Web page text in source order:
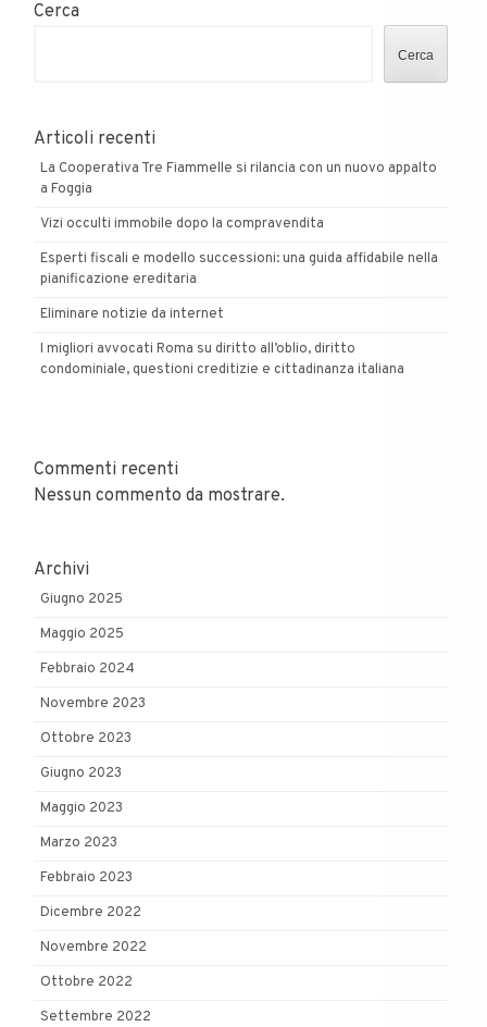
Cerca
Cerca
Articoli recenti
La Cooperativa Tre Fiammelle si rilancia con un nuovo appalto
a Foggia
Vizi occulti immobile dopo la compravendita
Esperti fiscali e modello successioni: una guida affidabile nella
pianificazione ereditaria
Eliminare notizie da internet
I migliori avvocati Roma su diritto all’oblio, diritto
condominiale, questioni creditizie e cittadinanza italiana
Commenti recenti
Nessun commento da mostrare.
Archivi
Giugno 2025
Maggio 2025
Febbraio 2024
Novembre 2023
Ottobre 2023
Giugno 2023
Maggio 2023
Marzo 2023
Febbraio 2023
Dicembre 2022
Novembre 2022
Ottobre 2022
Settembre 2022